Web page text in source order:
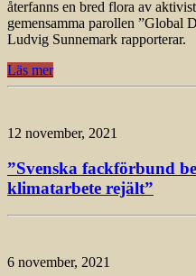
återfanns en bred flora av
gemensamma parollen ”Global
Ludvig Sunnemark rapporterar.
Läs mer
12 november, 2021
”Svenska fackförbund
klimatarbete rejält”
6 november, 2021